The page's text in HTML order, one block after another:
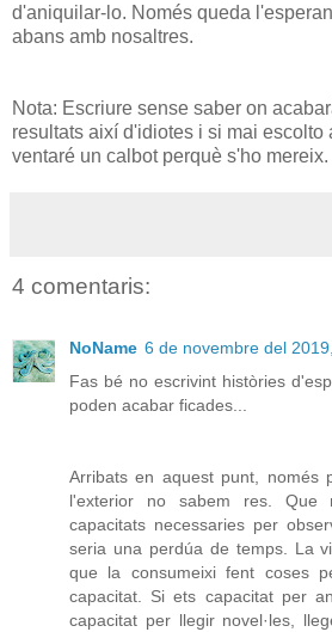
d'aniquilar-lo. Només queda
abans amb nosaltres.
Nota: Escriure sense saber on
resultats així d'idiotes i si mai escolto
ventaré un calbot perquè s'ho mereix.
4 comentaris:
NoName 6 de novembre del
Fas bé no escrivint històries
poden acabar ficades...
Arribats en aquest punt, només
l'exterior no sabem res.
capacitats necessaries per
seria una perdúa de temps. La
que la consumeixi fent coses
capacitat. Si ets capacitat per
capacitat per llegir novel·les,